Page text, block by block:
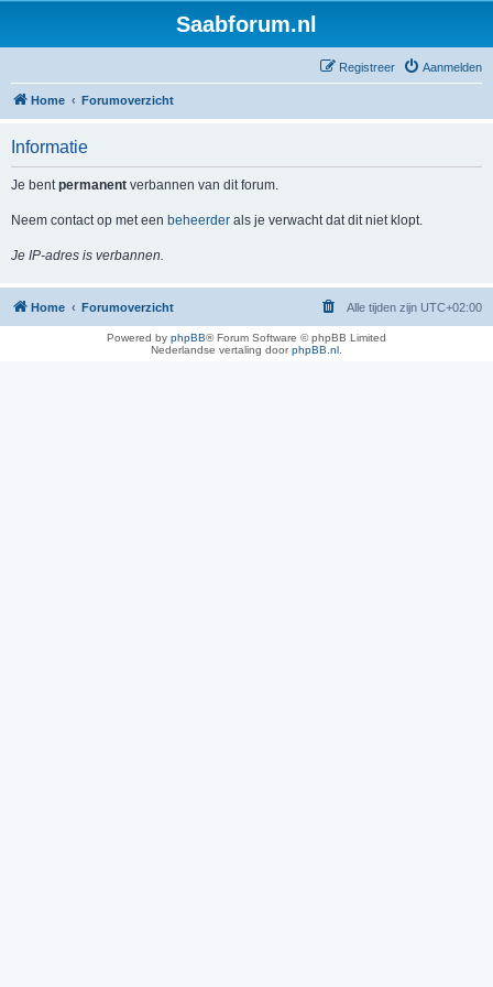
Saabforum.nl
Aanmelden
Registreer
Home Forumoverzicht
Informatie
Je bentpermanent verbannen van dit forum.
Neem contact op met een beheerder als je verwacht dat dit niet klopt.
Je IP-adres is verbannen.
Home Forumoverzicht Alle tijden zijn UTC+02:00
Powered by phpBB® Forum Software © phpBB Limited
Nederlandse vertaling doorphpBB.nl